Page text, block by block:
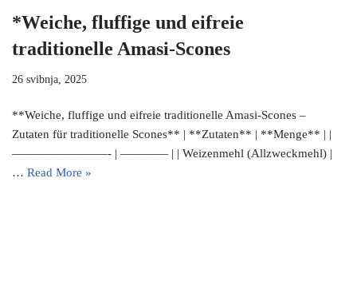
*Weiche, fluffige und eifreie
traditionelle Amasi-Scones
26 svibnja, 2025
**Weiche, fluffige und eifreie traditionelle Amasi-Scones –
Zutaten für traditionelle Scones** | **Zutaten** | **Menge** | |
————————- | ———— | | Weizenmehl (Allzweckmehl) |
… Read More »